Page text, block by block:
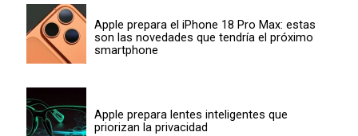
Apple prepara el iPhone 18 Pro Max: estas
son las novedades que tendría el próximo
smartphone
Apple prepara lentes inteligentes que
priorizan la privacidad